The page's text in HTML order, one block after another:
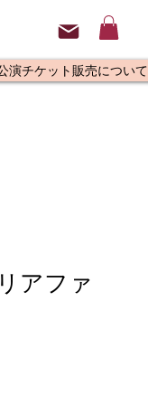
演チケット販売について
アファ